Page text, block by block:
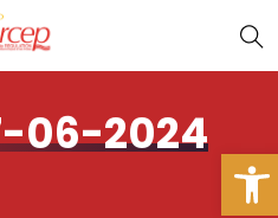
06-2024